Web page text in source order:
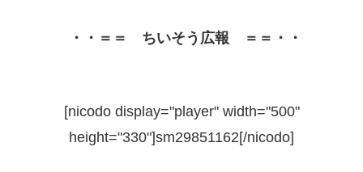
・・＝＝ ちいそう広報 ＝＝・・
[nicodo display="player" width="500"
height="330"]sm29851162[/nicodo]